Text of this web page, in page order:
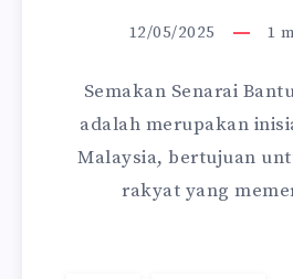
12/05/2025 1
Semakan Senarai
adalah merupakan
Malaysia, bertujuan
rakyat yang